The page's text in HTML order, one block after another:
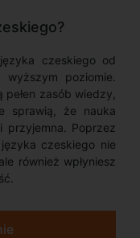
czeskiego od
poziomie.
zasób wiedzy,
sprawią, że nauka
przyjemna. Poprzez
czeskiego nie
również wpłyniesz